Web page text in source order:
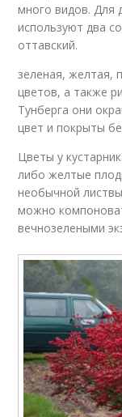
много видов. Для
используют два
оттавский.
зеленая, желтая,
цветов, а также
Тунберга они
цвет и покрыты
Цветы у
либо желтые
необычной
можно
вечнозелеными